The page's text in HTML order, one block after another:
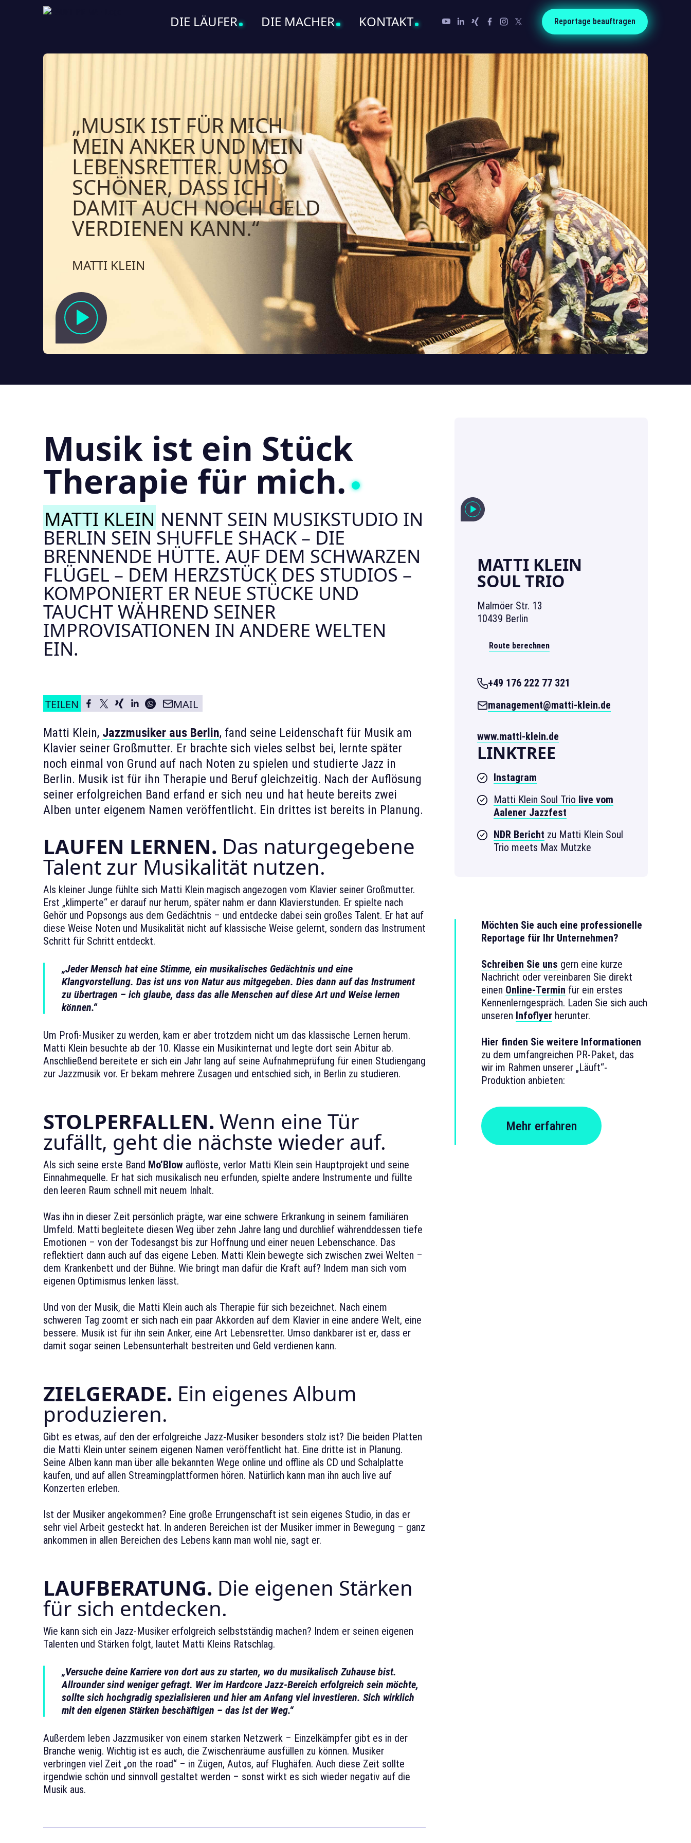
DIE LÄUFER DIE MACHER KONTAKT Reportage beauftragen
„MUSIK IST FÜR MICH
MEIN ANKER UND MEIN
LEBENSRETTER. UMSO
SCHÖNER, DASS ICH
DAMIT AUCH NOCH GELD
VERDIENEN KANN.“
MATTI KLEIN
Musik ist ein Stück
Therapie für mich.
MATTI KLEIN NENNT SEIN MUSIKSTUDIO IN
BERLIN SEIN SHUFFLE SHACK – DIE
BRENNENDE HÜTTE. AUF DEM SCHWARZEN
FLÜGEL – DEM HERZSTÜCK DES STUDIOS –
KOMPONIERT ER NEUE STÜCKE UND
TAUCHT WÄHREND SEINER
IMPROVISATIONEN IN ANDERE WELTEN
EIN.
TEILEN MAIL
Matti Klein, Jazzmusiker aus Berlin, fand seine Leidenschaft für Musik am
Klavier seiner Großmutter. Er brachte sich vieles selbst bei, lernte später
noch einmal von Grund auf nach Noten zu spielen und studierte Jazz in
Berlin. Musik ist für ihn Therapie und Beruf gleichzeitig. Nach der Auflösung
seiner erfolgreichen Band erfand er sich neu und hat heute bereits zwei
Alben unter eigenem Namen veröffentlicht. Ein drittes ist bereits in Planung.
LAUFEN LERNEN. Das naturgegebene
Talent zur Musikalität nutzen.
Als kleiner Junge fühlte sich Matti Klein magisch angezogen vom Klavier seiner Großmutter.
Erst „klimperte“ er darauf nur herum, später nahm er dann Klavierstunden. Er spielte nach
Gehör und Popsongs aus dem Gedächtnis – und entdecke dabei sein großes Talent. Er hat auf
diese Weise Noten und Musikalität nicht auf klassische Weise gelernt, sondern das Instrument
Schritt für Schritt entdeckt.
„Jeder Mensch hat eine Stimme, ein musikalisches Gedächtnis und eine
Klangvorstellung. Das ist uns von Natur aus mitgegeben. Dies dann auf das Instrument
zu übertragen – ich glaube, dass das alle Menschen auf diese Art und Weise lernen
können.“
Um Profi-Musiker zu werden, kam er aber trotzdem nicht um das klassische Lernen herum.
Matti Klein besuchte ab der 10. Klasse ein Musikinternat und legte dort sein Abitur ab.
Anschließend bereitete er sich ein Jahr lang auf seine Aufnahmeprüfung für einen Studiengang
zur Jazzmusik vor. Er bekam mehrere Zusagen und entschied sich, in Berlin zu studieren.
STOLPERFALLEN. Wenn eine Tür
zufällt, geht die nächste wieder auf.
Als sich seine erste Band Mo’Blow auflöste, verlor Matti Klein sein Hauptprojekt und seine
Einnahmequelle. Er hat sich musikalisch neu erfunden, spielte andere Instrumente und füllte
den leeren Raum schnell mit neuem Inhalt.
Was ihn in dieser Zeit persönlich prägte, war eine schwere Erkrankung in seinem familiären
Umfeld. Matti begleitete diesen Weg über zehn Jahre lang und durchlief währenddessen tiefe
Emotionen – von der Todesangst bis zur Hoffnung und einer neuen Lebenschance. Das
reflektiert dann auch auf das eigene Leben. Matti Klein bewegte sich zwischen zwei Welten –
dem Krankenbett und der Bühne. Wie bringt man dafür die Kraft auf? Indem man sich vom
eigenen Optimismus lenken lässt.
Und von der Musik, die Matti Klein auch als Therapie für sich bezeichnet. Nach einem
schweren Tag zoomt er sich nach ein paar Akkorden auf dem Klavier in eine andere Welt, eine
bessere. Musik ist für ihn sein Anker, eine Art Lebensretter. Umso dankbarer ist er, dass er
damit sogar seinen Lebensunterhalt bestreiten und Geld verdienen kann.
ZIELGERADE. Ein eigenes Album
produzieren.
Gibt es etwas, auf den der erfolgreiche Jazz-Musiker besonders stolz ist? Die beiden Platten
die Matti Klein unter seinem eigenen Namen veröffentlicht hat. Eine dritte ist in Planung.
Seine Alben kann man über alle bekannten Wege online und offline als CD und Schalplatte
kaufen, und auf allen Streamingplattformen hören. Natürlich kann man ihn auch live auf
Konzerten erleben.
Ist der Musiker angekommen? Eine große Errungenschaft ist sein eigenes Studio, in das er
sehr viel Arbeit gesteckt hat. In anderen Bereichen ist der Musiker immer in Bewegung – ganz
ankommen in allen Bereichen des Lebens kann man wohl nie, sagt er.
LAUFBERATUNG. Die eigenen Stärken
für sich entdecken.
Wie kann sich ein Jazz-Musiker erfolgreich selbstständig machen? Indem er seinen eigenen
Talenten und Stärken folgt, lautet Matti Kleins Ratschlag.
„Versuche deine Karriere von dort aus zu starten, wo du musikalisch Zuhause bist.
Allrounder sind weniger gefragt. Wer im Hardcore Jazz-Bereich erfolgreich sein möchte,
sollte sich hochgradig spezialisieren und hier am Anfang viel investieren. Sich wirklich
mit den eigenen Stärken beschäftigen – das ist der Weg.“
Außerdem leben Jazzmusiker von einem starken Netzwerk – Einzelkämpfer gibt es in der
Branche wenig. Wichtig ist es auch, die Zwischenräume ausfüllen zu können. Musiker
verbringen viel Zeit „on the road“ – in Zügen, Autos, auf Flughäfen. Auch diese Zeit sollte
irgendwie schön und sinnvoll gestaltet werden – sonst wirkt es sich wieder negativ auf die
Musik aus.
MATTI KLEIN
SOUL TRIO
Malmöer Str. 13
10439 Berlin
Route berechnen
+49 176 222 77 321
management@matti-klein.de
www.matti-klein.de
LINKTREE
Instagram
Matti Klein Soul Trio live vom
Aalener Jazzfest
NDR Bericht zu Matti Klein Soul
Trio meets Max Mutzke
Möchten Sie auch eine professionelle
Reportage für Ihr Unternehmen?
Schreiben Sie uns gern eine kurze
Nachricht oder vereinbaren Sie direkt
einen Online-Termin für ein erstes
Kennenlerngespräch. Laden Sie sich auch
unseren Infoflyer herunter.
Hier finden Sie weitere Informationen
zu dem umfangreichen PR-Paket, das
wir im Rahmen unserer „Läuft“-
Produktion anbieten:
Mehr erfahren